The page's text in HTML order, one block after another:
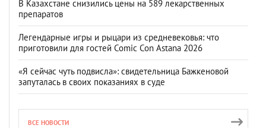
В Казахстане снизились цены на 589 лекарственных
препаратов
Легендарные игры и рыцари из средневековья: что
приготовили для гостей Comic Con Astana 2026
«Я сейчас чуть подвисла»: свидетельница Бажкеновой
запуталась в своих показаниях в суде
ВСЕ НОВОСТИ